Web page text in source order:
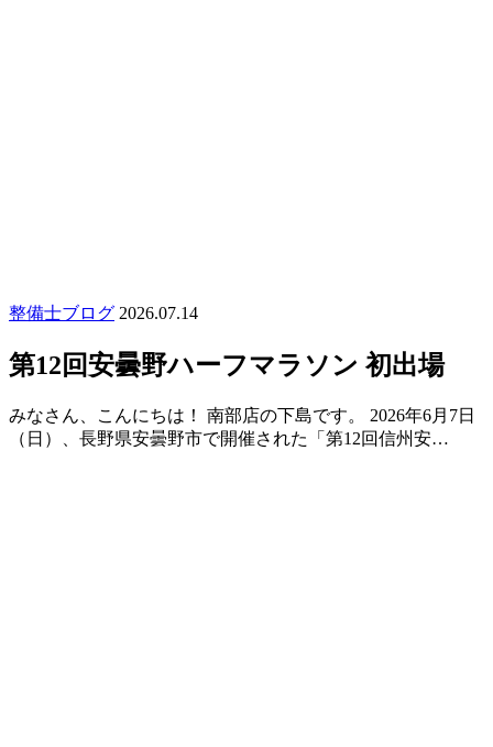
整備士ブログ 2026.07.14
第12回安曇野ハーフマラソン 初出場
みなさん、こんにちは！ 南部店の下島です。 2026年6月7日
（日）、長野県安曇野市で開催された「第12回信州安…